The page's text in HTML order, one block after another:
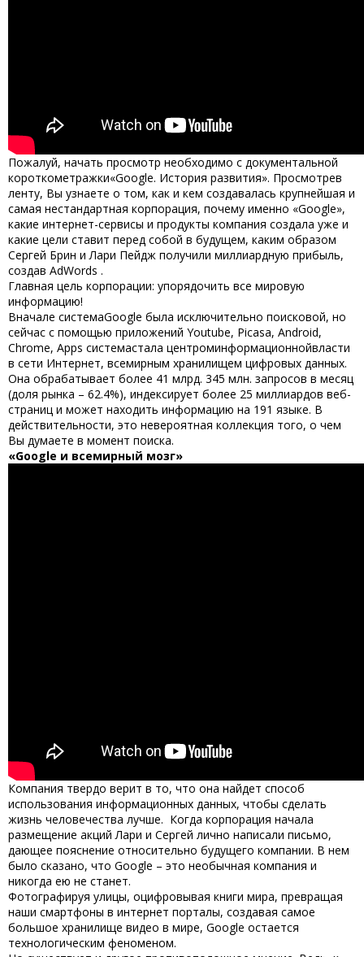
Пожалуй, начать просмотр необходимо с документальной
короткометражки«Google. История развития». Просмотрев
ленту, Вы узнаете о том, как и кем создавалась крупнейшая и
самая нестандартная корпорация, почему именно «Google»,
какие интернет-сервисы и продукты компания создала уже и
какие цели ставит перед собой в будущем, каким образом
Сергей Брин и Лари Пейдж получили миллиардную прибыль,
создав AdWords .
Главная цель корпорации: упорядочить все мировую
информацию!
Вначале системаGoogle была исключительно поисковой, но
сейчас с помощью приложений Youtube, Picasa, Android,
Chrome, Apps системастала центроминформационнойвласти
в сети Интернет, всемирным хранилищем цифровых данных.
Она обрабатывает более 41 млрд. 345 млн. запросов в месяц
(доля рынка – 62.4%), индексирует более 25 миллиардов веб-
страниц и может находить информацию на 191 языке. В
действительности, это невероятная коллекция того, о чем
Вы думаете в момент поиска.
«Google и всемирный мозг»
Компания твердо верит в то, что она найдет способ
использования информационных данных, чтобы сделать
жизнь человечества лучше. Когда корпорация начала
размещение акций Лари и Сергей лично написали письмо,
дающее пояснение относительно будущего компании. В нем
было сказано, что Google – это необычная компания и
никогда ею не станет.
Фотографируя улицы, оцифровывая книги мира, превращая
наши смартфоны в интернет порталы, создавая самое
большое хранилище видео в мире, Google остается
технологическим феноменом.